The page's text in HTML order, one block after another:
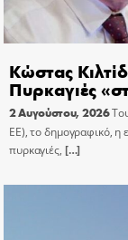
Κώστας
Πυρκαγιές
2 Αυγούστου, 2026
ΕΕ), το δημογραφικό, η
πυρκαγιές, […]